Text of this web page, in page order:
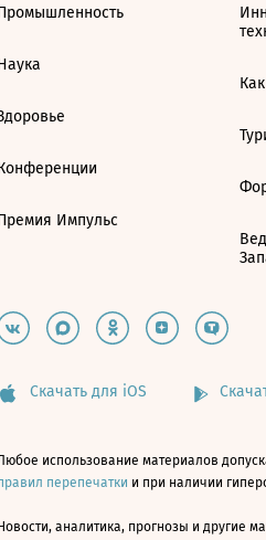
Импульс
Скачать для iOS
использование материалов
перепечатки и при наличии
Новости, аналитика, прогнозы и другие